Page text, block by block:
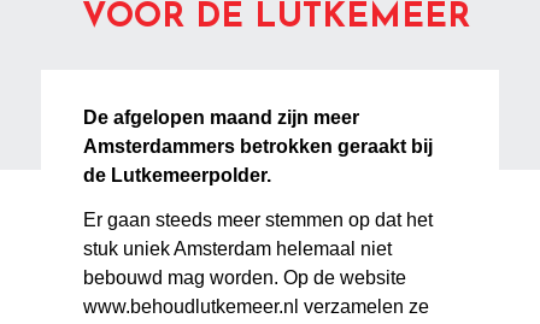
VOOR DE LUTKEMEER
De afgelopen maand zijn meer
Amsterdammers betrokken geraakt bij
de Lutkemeerpolder.
Er gaan steeds meer stemmen op dat het
stuk uniek Amsterdam helemaal niet
bebouwd mag worden. Op de website
www.behoudlutkemeer.nl verzamelen ze